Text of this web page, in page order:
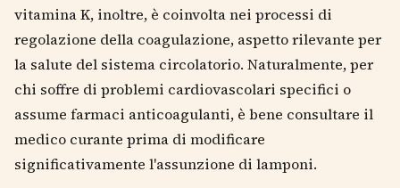
vitamina K, inoltre, è coinvolta nei processi di
regolazione della coagulazione, aspetto rilevante per
la salute del sistema circolatorio. Naturalmente, per
chi soffre di problemi cardiovascolari specifici o
assume farmaci anticoagulanti, è bene consultare il
medico curante prima di modificare
significativamente l'assunzione di lamponi.